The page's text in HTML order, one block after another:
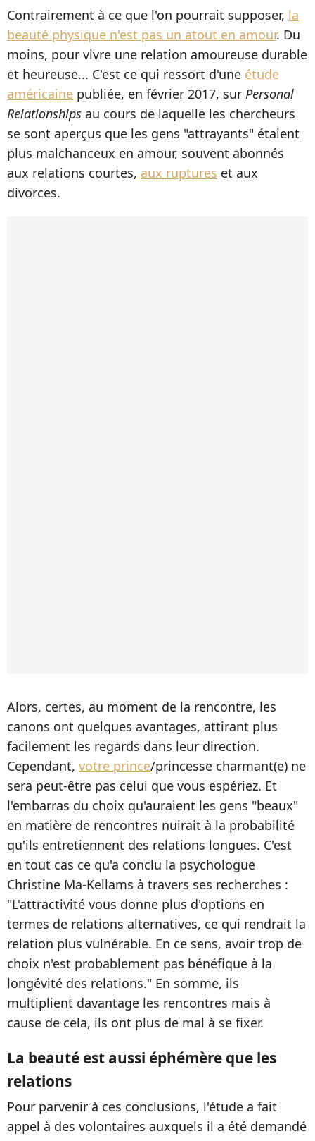
Contrairement à ce que l'on pourrait supposer, la
beauté physique n'est pas un atout en amour. Du
moins, pour vivre une relation amoureuse durable
et heureuse... C'est ce qui ressort d'une étude
américaine publiée, en février 2017, sur Personal
Relationships au cours de laquelle les chercheurs
se sont aperçus que les gens "attrayants" étaient
plus malchanceux en amour, souvent abonnés
aux relations courtes, aux ruptures et aux
divorces.
Alors, certes, au moment de la rencontre, les
canons ont quelques avantages, attirant plus
facilement les regards dans leur direction.
Cependant, votre prince/princesse charmant(e) ne
sera peut-être pas celui que vous espériez. Et
l'embarras du choix qu'auraient les gens "beaux"
en matière de rencontres nuirait à la probabilité
qu'ils entretiennent des relations longues. C'est
en tout cas ce qu'a conclu la psychologue
Christine Ma-Kellams à travers ses recherches :
"L'attractivité vous donne plus d'options en
termes de relations alternatives, ce qui rendrait la
relation plus vulnérable. En ce sens, avoir trop de
choix n'est probablement pas bénéfique à la
longévité des relations." En somme, ils
multiplient davantage les rencontres mais à
cause de cela, ils ont plus de mal à se fixer.
La beauté est aussi éphémère que les
relations
Pour parvenir à ces conclusions, l'étude a fait
appel à des volontaires auxquels il a été demandé